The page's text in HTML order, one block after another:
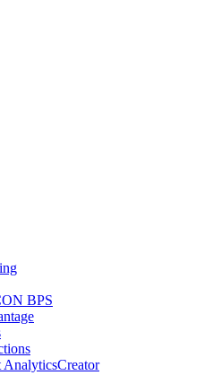
BPS
AnalyticsCreator